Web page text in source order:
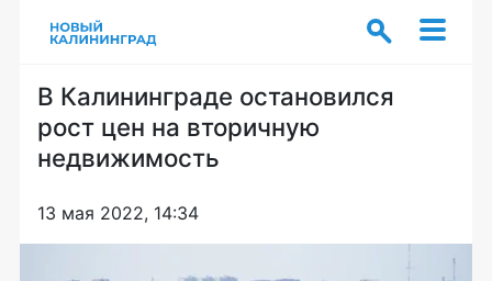
В Калининграде остановился
рост цен на вторичную
недвижимость
13 мая 2022, 14:34